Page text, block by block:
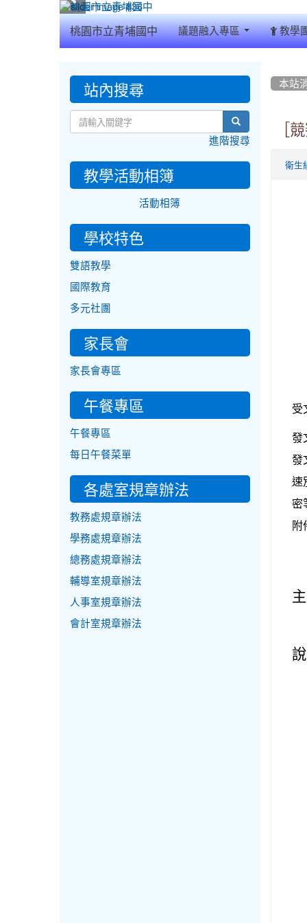
桃園市立青埔國中 議題融入專區 教學
本站
［
衛生
受
發
發
速
密
附
::: 站內搜尋
search
進階搜尋
教學活動相簿
活動相簿
學校特色
雙語教學
國際教育
多元社團
家長會
家長會專區
午餐專區
午餐專區
每日午餐菜單
各處室規章辦法
教務處規章辦法
學務處規章辦法
總務處規章辦法
輔導室規章辦法
人事室規章辦法
會計室規章辦法